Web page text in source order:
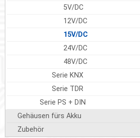
5V/DC
12V/DC
15V/DC
24V/DC
48V/DC
Serie KNX
Serie TDR
Serie PS + DIN
Gehäusen fürs Akku
Zubehör